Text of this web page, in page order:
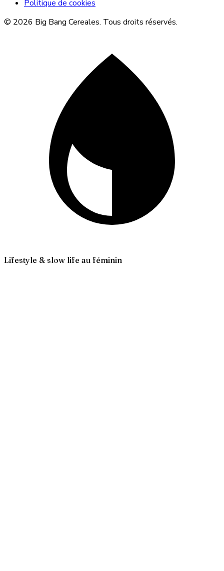
Politique de cookies
© 2026 Big Bang Cereales. Tous droits réservés.
Lifestyle & slow life au féminin